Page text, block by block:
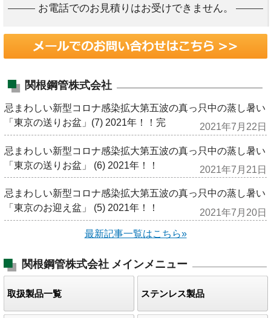
お電話でのお見積りはお受けできません。
関根鋼管株式会社
忌まわしい新型コロナ感染拡大第五波の真っ只中の蒸し暑い
「東京の送りお盆」(7) 2021年！！完
2021年7月22日
忌まわしい新型コロナ感染拡大第五波の真っ只中の蒸し暑い
「東京の送りお盆」 (6) 2021年！！
2021年7月21日
忌まわしい新型コロナ感染拡大第五波の真っ只中の蒸し暑い
「東京のお迎え盆」 (5) 2021年！！
2021年7月20日
最新記事一覧はこちら»
関根鋼管株式会社 メインメニュー
取扱製品一覧 ステンレス製品